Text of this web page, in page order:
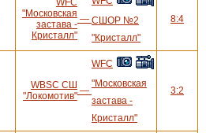
"Московская
застава -
Кристалл"
— СШОР №2
"Кристалл"
8:4
WBSC СШ
"Локомотив" —
WFC
"Московская
застава -
Кристалл"
3:2